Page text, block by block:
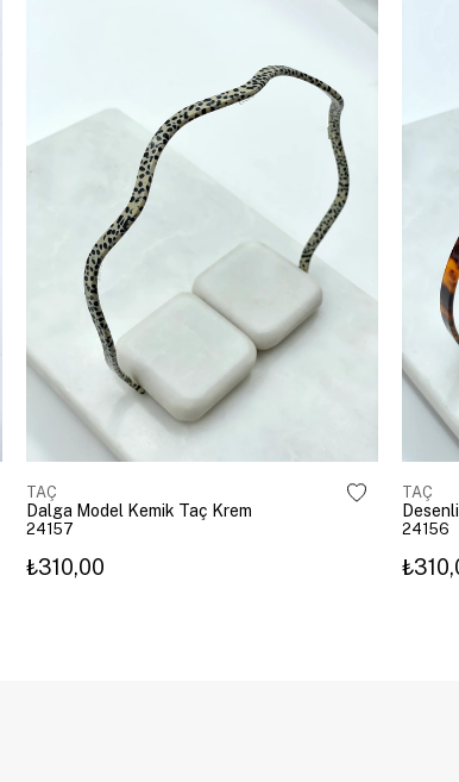
TAÇ
Dalga Model Kemik Taç Krem
24157
₺310,00
TAÇ
24156